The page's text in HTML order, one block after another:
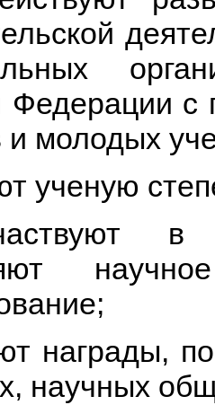
Федерации с
и молодых
ученую
в
награды,
научных